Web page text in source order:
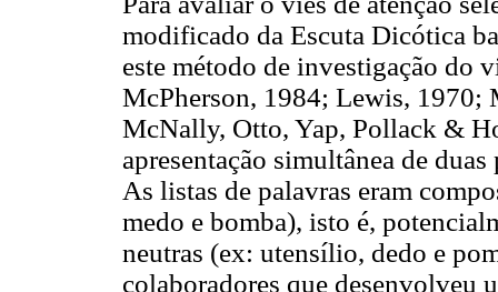
modificado da Escuta Dicótica
este método de investigação do
McPherson, 1984; Lewis, 1970;
McNally, Otto, Yap, Pollack &
apresentação simultânea de
As listas de palavras eram
medo e bomba), isto é,
neutras (ex: utensílio, dedo e
colaboradores que desenvolveu